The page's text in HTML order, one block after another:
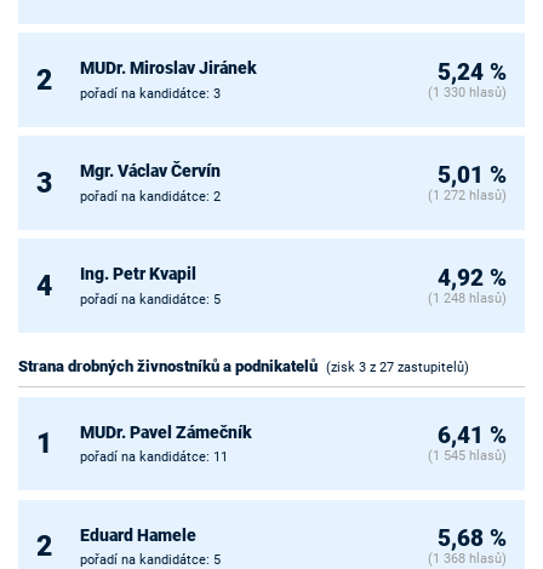
2 MUDr. Miroslav Jiránek
pořadí na kandidátce: 3
5,24 %
(1 330 hlasů)
3 Mgr. Václav Červín
pořadí na kandidátce: 2
5,01 %
(1 272 hlasů)
4 Ing. Petr Kvapil
pořadí na kandidátce: 5
4,92 %
(1 248 hlasů)
Strana drobných živnostníků a podnikatelů (zisk 3 z 27 zastupitelů)
1 MUDr. Pavel Zámečník
pořadí na kandidátce: 11
6,41 %
(1 545 hlasů)
2 Eduard Hamele
pořadí na kandidátce: 5
5,68 %
(1 368 hlasů)